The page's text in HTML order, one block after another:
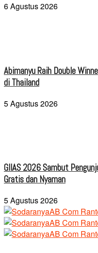
6 Agustus 2026
Abimanyu Raih Double
di Thailand
5 Agustus 2026
GIIAS 2026 Sambut
Gratis dan Nyaman
5 Agustus 2026